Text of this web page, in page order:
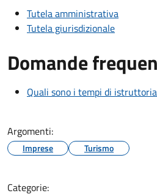
Tutela amministrativa
Tutela giurisdizionale
Domande
Quali sono i tempi di
Argomenti:
Imprese Turismo
Categorie: